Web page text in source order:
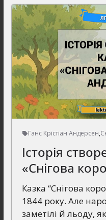
Ганс Крістіан Андерсен,
Історія
«Снігова
Казка “Снігова
1844 року. Але
заметілі й льоду,